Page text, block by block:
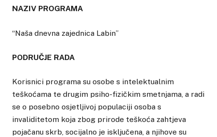
NAZIV PROGRAMA
“Naša dnevna zajednica Labin”
PODRUČJE RADA
Korisnici programa su osobe s intelektualnim
teškoćama te drugim psiho-fizičkim smetnjama, a radi
se o posebno osjetljivoj populaciji osoba s
invaliditetom koja zbog prirode teškoća zahtjeva
pojačanu skrb, socijalno je isključena, a njihove su